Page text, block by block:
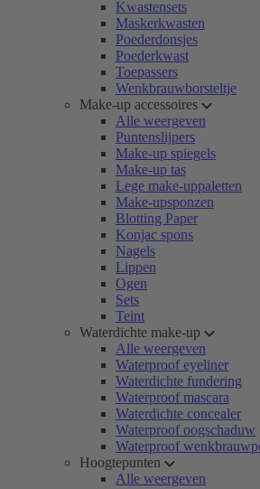
Kwastensets
Maskerkwasten
Poederdonsjes
Poederkwast
Toepassers
Wenkbrauwborsteltje
Make-up accessoires
Alle weergeven
Puntenslijpers
Make-up spiegels
Make-up tas
Lege make-uppaletten
Make-upsponzen
Blotting Paper
Konjac spons
Nagels
Lippen
Ogen
Sets
Teint
Waterdichte make-up
Alle weergeven
Waterproof eyeliner
Waterdichte fundering
Waterproof mascara
Waterdichte concealer
Waterproof oogschaduw
Waterproof
Hoogtepunten
Alle weergeven